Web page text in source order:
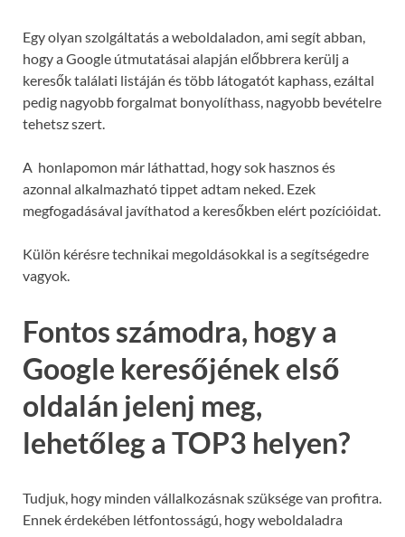
Egy olyan szolgáltatás a weboldaladon, ami segít abban,
hogy a Google útmutatásai alapján előbbrera kerülj a
keresők találati listáján és több látogatót kaphass, ezáltal
pedig nagyobb forgalmat bonyolíthass, nagyobb bevételre
tehetsz szert.
A honlapomon már láthattad, hogy sok hasznos és
azonnal alkalmazható tippet adtam neked. Ezek
megfogadásával javíthatod a keresőkben elért pozícióidat.
Külön kérésre technikai megoldásokkal is a segítségedre
vagyok.
Fontos számodra, hogy a
Google keresőjének első
oldalán jelenj meg,
lehetőleg a TOP3 helyen?
Tudjuk, hogy minden vállalkozásnak szüksége van profitra.
Ennek érdekében létfontosságú, hogy weboldaladra